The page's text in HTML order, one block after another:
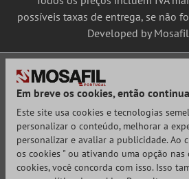
possíveis taxas de entrega, se não
Developed by
Em breve os cookies, então
Este site usa cookies e tecnologias
personalizar o conteúdo, melhorar a
personalizar e avaliar a publicidade. Ao
os cookies " ou ativando uma opção nas
cookies, você concorda com isso. Isso